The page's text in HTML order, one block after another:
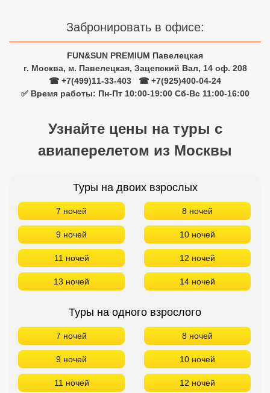
Забронировать в офисе:
FUN&SUN PREMIUM Павелецкая
г. Москва, м. Павелецкая, Зацепский Вал, 14 оф. 208
☎ +7(499)11-33-403
☎ +7(925)400-04-24
✅ Время работы: Пн-Пт 10:00-19:00 Сб-Вс 11:00-16:00
Узнайте цены на туры с
авиаперелетом из Москвы
Туры на двоих взрослых
7 ночей 8 ночей
9 ночей 10 ночей
11 ночей 12 ночей
13 ночей 14 ночей
Туры на одного взрослого
7 ночей 8 ночей
9 ночей 10 ночей
11 ночей 12 ночей
Сетевые отели Бали
Сетевые отели Маврикия